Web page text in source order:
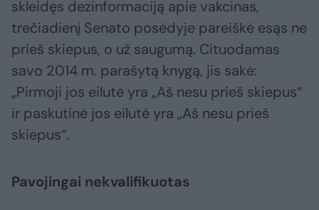
skleidęs dezinformaciją apie vakcinas,
trečiadienį Senato posėdyje pareiškė esąs ne
prieš skiepus, o už saugumą. Cituodamas
savo 2014 m. parašytą knygą, jis sakė:
„Pirmoji jos eilutė yra „Aš nesu prieš skiepus“
ir paskutinė jos eilutė yra „Aš nesu prieš
skiepus“.
Pavojingai nekvalifikuotas